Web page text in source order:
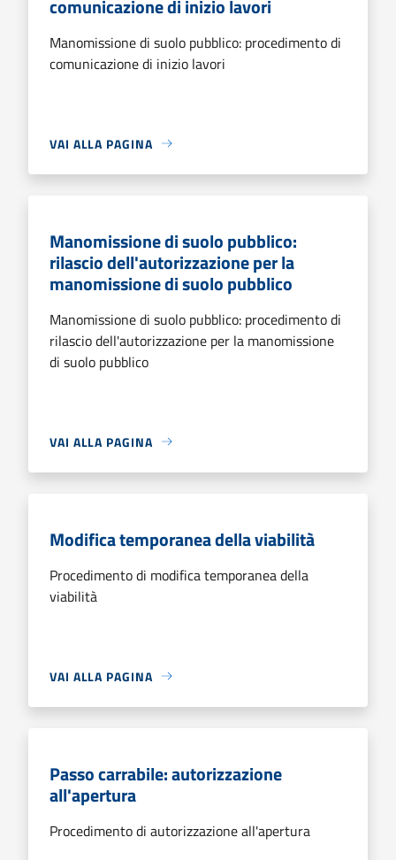
comunicazione di inizio lavori
Manomissione di suolo pubblico: procedimento di
comunicazione di inizio lavori
VAI ALLA PAGINA
Manomissione di suolo pubblico:
rilascio dell'autorizzazione per la
manomissione di suolo pubblico
Manomissione di suolo pubblico: procedimento di
rilascio dell'autorizzazione per la manomissione
di suolo pubblico
VAI ALLA PAGINA
Modifica temporanea della viabilità
Procedimento di modifica temporanea della
viabilità
VAI ALLA PAGINA
Passo carrabile: autorizzazione
all'apertura
Procedimento di autorizzazione all'apertura